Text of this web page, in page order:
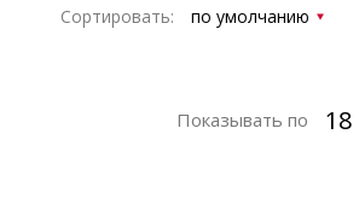
Сортировать:
Показывать по